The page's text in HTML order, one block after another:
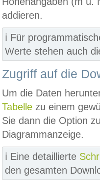
addieren.
ℹ️ Für
Werte stehen auch
Zugriff auf die
Um die Daten
Tabelle zu einem
Sie dann die Option
Diagrammanzeige.
ℹ️ Eine detaillierte
den gesamten